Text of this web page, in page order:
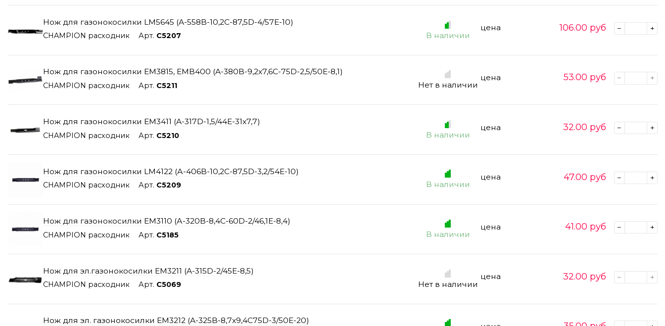
Нож для газонокосилки LM5645 (A-558B-10,2C-87,5D-4/57E-10)
CHAMPION расходник Арт. C5207 В наличии
цена 106.00 руб
Нож для газонокосилки EM3815, EMB400 (A-380B-9,2x7,6C-75D-2,5/50E-8,1)
CHAMPION расходник Арт. C5211 Нет в наличии
цена 53.00 руб
Нож для газонокосилки EM3411 (A-317D-1,5/44E-31x7,7)
CHAMPION расходник Арт. C5210 В наличии
цена 32.00 руб
Нож для газонокосилки LM4122 (А-406B-10,2C-87,5D-3,2/54E-10)
CHAMPION расходник Арт. C5209 В наличии
цена 47.00 руб
Нож для газонокосилки EM3110 (А-320B-8,4C-60D-2/46,1E-8,4)
CHAMPION расходник Арт. C5185 В наличии
цена 41.00 руб
Нож для эл.газонокосилки EM3211 (A-315D-2/45E-8,5)
CHAMPION расходник Арт. C5069 Нет в наличии
цена 32.00 руб
Нож для эл. газонокосилки ЕМ3212 (A-325B-8,7x9,4C75D-3/50E-20)